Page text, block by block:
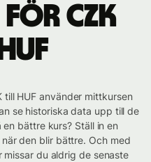
CZK
HUF använder mittkursen
se historiska data upp till de
bättre kurs? Ställ in en
den blir bättre. Och med
du aldrig de senaste